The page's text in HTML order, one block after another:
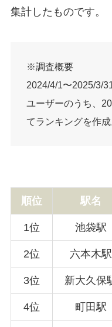
集計したものです。
※調査概要
2024/4/1〜2025/3/
ユーザーのうち、
てランキングを作成
順位 駅名
1位 池袋駅
2位 六本木駅
3位 新大久保
4位 町田駅